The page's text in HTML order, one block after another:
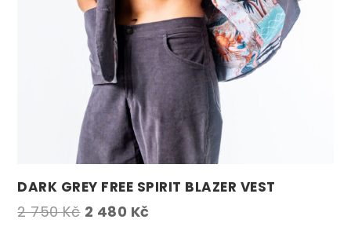
DARK GREY FREE SPIRIT BLAZER VEST
2 750Kč Původní
2 480 KčAktuální